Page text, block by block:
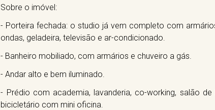
Sobre o imóvel:
- Porteira fechada: o studio já vem completo com
ondas, geladeira, televisão e ar-condicionado.
- Banheiro mobiliado, com armários e chuveiro a gás.
- Andar alto e bem iluminado.
- Prédio com academia, lavanderia, co-working, salão
bicicletário com mini oficina.